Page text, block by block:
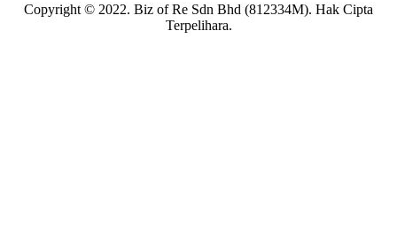
Copyright © 2022. Biz of Re Sdn Bhd (812334M). Hak Cipta
Terpelihara.